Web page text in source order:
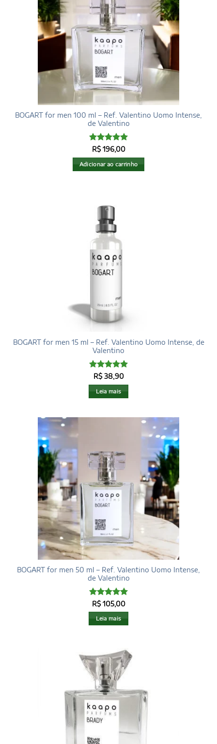
BOGART for men 100 ml – Ref. Valentino Uomo Intense,
de Valentino
Avaliação5
de 5
R$196,00
Adicionar ao carrinho
BOGART for men 15 ml – Ref. Valentino Uomo Intense, de
Valentino
Avaliação5
de 5
R$38,90
Leia mais
BOGART for men 50 ml – Ref. Valentino Uomo Intense,
de Valentino
Avaliação5
de 5
R$105,00
Leia mais